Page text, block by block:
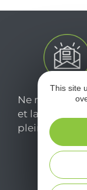
Ne manquez
et laissez-
pleinement
This site